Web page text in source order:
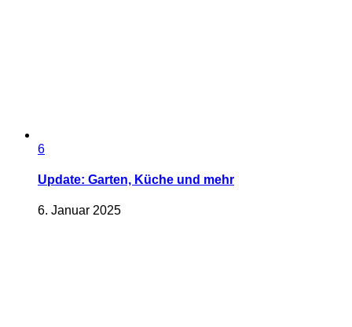
6
Update: Garten, Küche und mehr
6. Januar 2025